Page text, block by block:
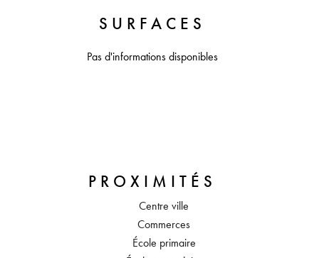
SURFACES
Pas d'informations disponibles
PROXIMITÉS
Centre ville
Commerces
École primaire